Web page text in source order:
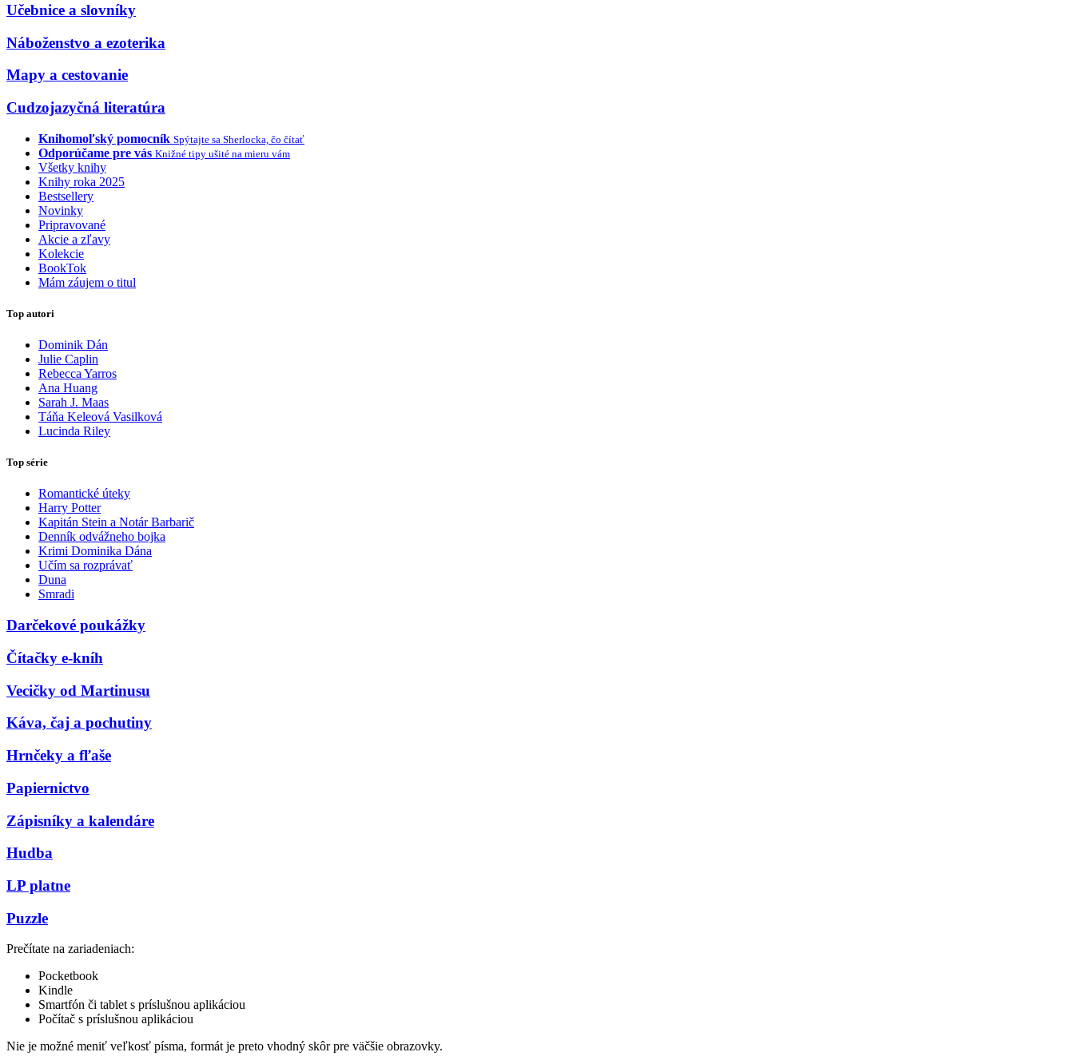
Učebnice a slovníky
Náboženstvo a ezoterika
Mapy a cestovanie
Cudzojazyčná literatúra
Knihomoľský pomocník Spýtajte sa Sherlocka, čo čítať
Odporúčame pre vás Knižné tipy ušité na mieru vám
Všetky knihy
Knihy roka 2025
Bestsellery
Novinky
Pripravované
Akcie a zľavy
Kolekcie
BookTok
Mám záujem o titul
Top autori
Dominik Dán
Julie Caplin
Rebecca Yarros
Ana Huang
Sarah J. Maas
Táňa Keleová Vasilková
Lucinda Riley
Top série
Romantické úteky
Harry Potter
Kapitán Stein a Notár Barbarič
Denník odvážneho bojka
Krimi Dominika Dána
Učím sa rozprávať
Duna
Smradi
Darčekové poukážky
Čítačky e-kníh
Vecičky od Martinusu
Káva, čaj a pochutiny
Hrnčeky a fľaše
Papiernictvo
Zápisníky a kalendáre
Hudba
LP platne
Puzzle
Prečítate na zariadeniach:
Pocketbook
Kindle
Smartfón či tablet s príslušnou aplikáciou
Počítač s príslušnou aplikáciou
Nie je možné meniť veľkosť písma, formát je preto vhodný skôr pre väčšie obrazovky.